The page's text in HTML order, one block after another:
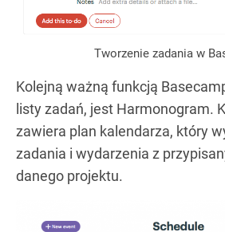
Tworzenie zadania w
Kolejną ważną funkcją
listy zadań, jest Harmonogram.
zawiera plan kalendarza, który
zadania i wydarzenia z
danego projektu.